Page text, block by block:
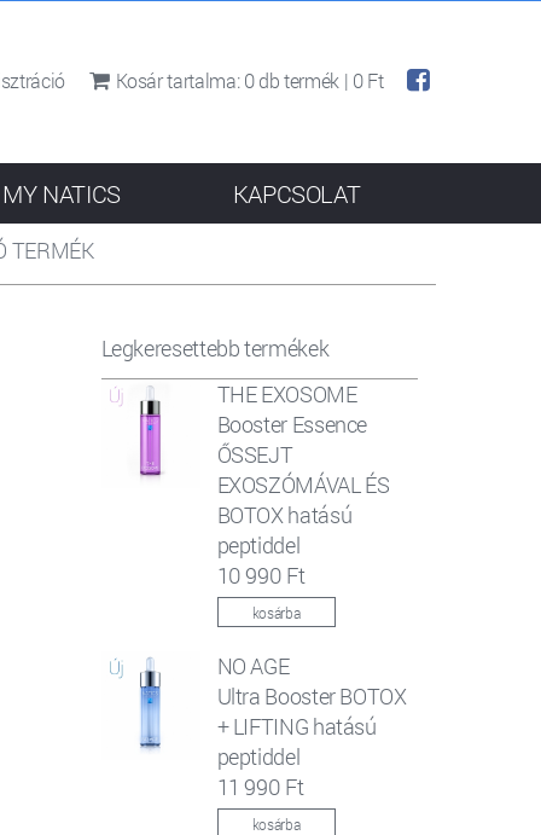
Kosár tartalma:0db termék | 0 Ft
TERMÉK
Legkeresettebb termékek
THE EXOSOME
Booster Essence
ŐSSEJT
EXOSZÓMÁVAL ÉS
BOTOX hatású
peptiddel
10 990 Ft
kosárba
NO AGE
Ultra Booster BOTOX
+ LIFTING hatású
peptiddel
11 990 Ft
kosárba
MY NATICS KAPCSOLAT